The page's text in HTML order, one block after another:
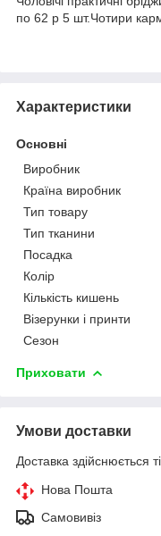
по 62 р 5 шт.Чотири
Характеристики
Основні
Виробник
Країна виробник
Тип товару
Тип тканини
Посадка
Колір
Кількість кишень
Візерунки і принти
Сезон
Приховати
Умови доставки
Доставка здійснюється
Нова Пошта
Самовивіз